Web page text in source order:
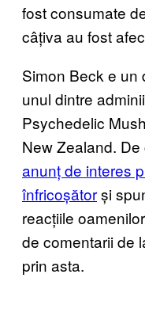
fost consumate
câțiva au fost
Simon Beck e un
unul dintre
Psychedelic
New Zealand.
anunț de interes
înfricoșătorși
reacțiile
de comentarii de
prin asta.